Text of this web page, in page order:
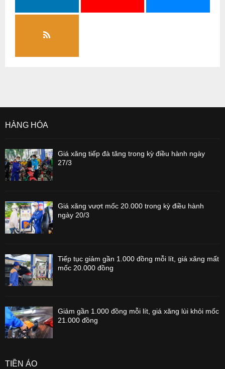
HÀNG HÓA
Giá xăng tiếp đà tăng trong kỳ điều hành ngày
27/3
Giá xăng vượt mốc 20.000 trong kỳ điều hành
ngày 20/3
Tiếp tục giảm gần 1.000 đồng mỗi lít, giá xăng mất
mốc 20.000 đồng
Giảm gần 1.000 đồng mỗi lít, giá xăng lùi khỏi mốc
21.000 đồng
TIỀN ẢO